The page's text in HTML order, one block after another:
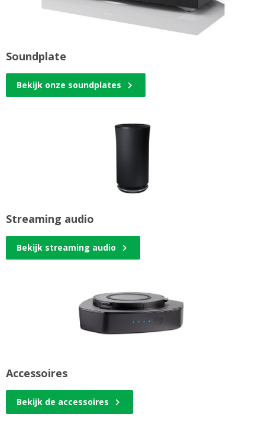
Soundplate
Bekijk onze soundplates
Streaming audio
Bekijk streaming audio
Accessoires
Bekijk de accessoires